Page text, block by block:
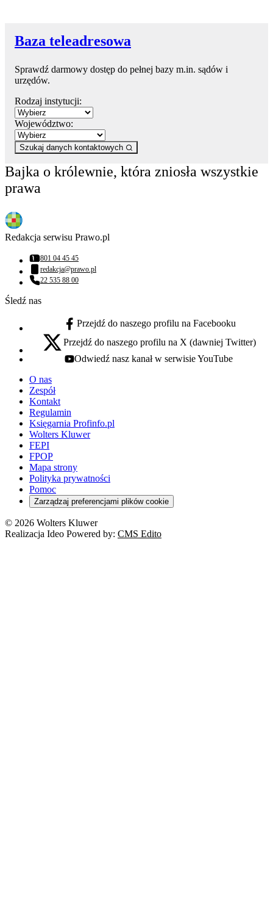
Baza teleadresowa
Sprawdź darmowy dostęp do pełnej bazy m.in. sądów i
urzędów.
Rodzaj instytucji:
Województwo:
Szukaj danych kontaktowych
Bajka o królewnie, która zniosła wszystkie
prawa
Redakcja serwisu Prawo.pl
Numer telefonu:
801 04 45 45
Adres email:
redakcja@prawo.pl
Numer telefonu:
22 535 88 00
Śledź nas
facebook - otwiera się w nowej karcie
Przejdź do naszego profilu na Facebooku
x - otwiera się w nowej karcie
Przejdź do naszego profilu na X (dawniej Twitter)
youtube - otwiera się w nowej karcie
Odwiedź nasz kanał w serwisie YouTube
O nas
Zespół
Kontakt
Regulamin
Księgarnia Profinfo.pl
Wolters Kluwer
FEPI
FPOP
Mapa strony
Polityka prywatności
Pomoc
Zarządzaj preferencjami plików cookie
© 2026 Wolters Kluwer
Realizacja Ideo Powered by: CMS Edito